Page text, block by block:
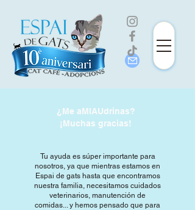
¿Me aMIAUdrinas?
¡Muchas gracias!
Tu ayuda es súper importante para
nosotros, ya que mientras estamos en
Espai de gats hasta que encontramos
nuestra familia, necesitamos cuidados
veterinarios, manutención de
comidas... y hemos pensado que para